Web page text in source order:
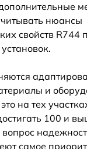
нюансы
свойств R744
и
на тех
100 и
самое